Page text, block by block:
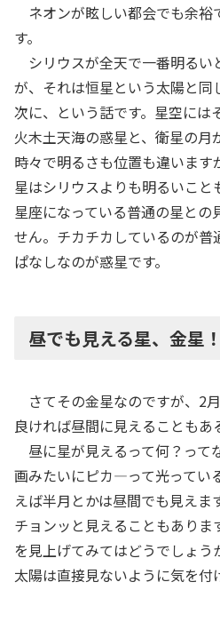
ネオンが眩しい都会でも余裕
す。
シリウスが全天で一番明るい
が、それは恒星という太陽と
次に、という話です。星空には
火木土天海の惑星と、衛星の月
時々で明るさも位置も違いま
星はシリウスよりも明るいこと
星座になっている普通の星との
せん。チカチカしているのが普
ぱなしなのが惑星です。
昼でも見える星、金星！
さてその金星なのですが、2
良ければ昼間に見えることもあ
昼に星が見えるって何？って
画みたいにピカ―って光ってい
えば半月とかは昼間でも見えま
チョンッと見えることもありま
を見上げてみてはどうでしょう
太陽は直接見ないように気を付